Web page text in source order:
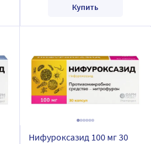
Купить
Нифуроксазид 100 мг 30